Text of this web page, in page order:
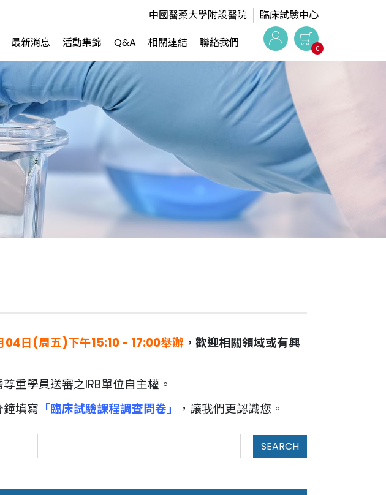
最新消息 活動集錦 Q&A 相關連結 聯絡我們 0
中國醫藥大學附設醫院 臨床試驗中心
日(周五)下午15:10 - 17:00舉辦 ，歡迎相關領域或有興
重學員送審之IRB單位自主權。
填寫 「臨床試驗課程調查問卷」 ，讓我們更認識您。
SEARCH